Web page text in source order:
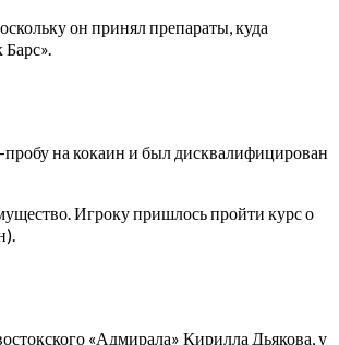
он принял препараты, куда
на кокаин и был дисквалифицирован
Игроку пришлось пройти курс о
«Адмирала» Кирилла Дьякова, у